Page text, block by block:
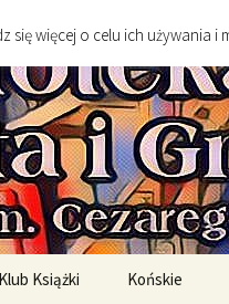
Książki Końskie
się więcej o celu ich używania